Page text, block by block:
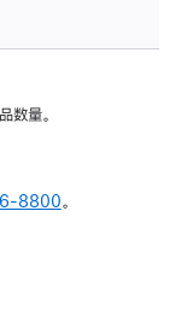
数量。
8800。